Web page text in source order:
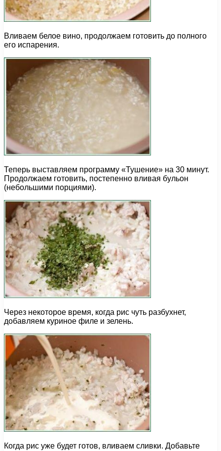
Вливаем белое вино, продолжаем готовить до полного
его испарения.
Теперь выставляем программу «Тушение» на 30 минут.
Продолжаем готовить, постепенно вливая бульон
(небольшими порциями).
Через некоторое время, когда рис чуть разбухнет,
добавляем куриное филе и зелень.
Когда рис уже будет готов, вливаем сливки. Добавьте